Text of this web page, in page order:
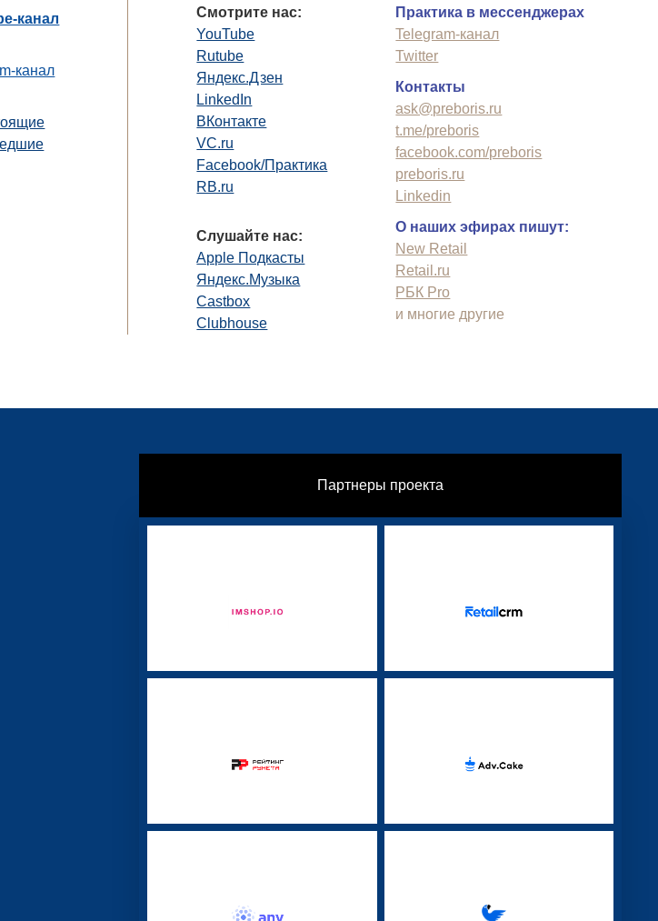
канал
канал
Смотрите нас:
YouTube
Rutube
Яндекс.Дзен
LinkedIn
ВКонтакте
VC.ru
Facebook/Практика
RB.ru
Слушайте нас:
Apple Подкасты
Яндекс.Музыка
Castbox
Clubhouse
Практика в мессенджерах
Telegram-канал
Twitter
Контакты
ask@preboris.ru
t.me/preboris
facebook.com/preboris
preboris.ru
Linkedin
О наших эфирах пишут:
New Retail
Retail.ru
РБК Pro
и многие другие
Партнеры проекта